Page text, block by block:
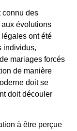
connu des
évolutions
ont été
individus,
mariages forcés
de manière
doit se
doit découler
à être perçue